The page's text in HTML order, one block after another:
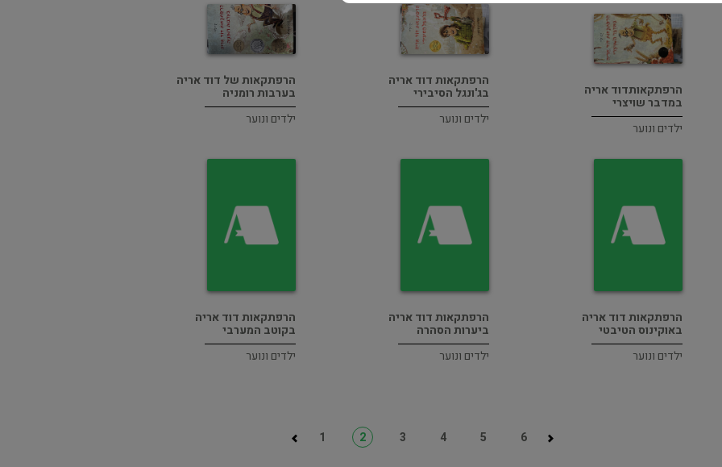
הרפתקאותדוד אריה
במדבר שויצרי
ילדים ונוער
הרפתקאות דוד אריה
בג'ונגל הסיבירי
ילדים ונוער
הרפתקאות של דוד אריה
בערבות רומניה
ילדים ונוער
הרפתקאות דוד אריה
באוקינוס הטיבטי
ילדים ונוער
הרפתקאות דוד אריה
ביערות הסהרה
ילדים ונוער
הרפתקאות דוד אריה
בקוטב המערבי
ילדים ונוער
1 2 3 4 5 6